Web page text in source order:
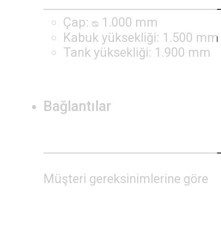
Çap: ᴓ 1.000 mm
Kabuk yüksekliği: 1.500 mm
Tank yüksekliği: 1.900 mm
Bağlantılar
Müşteri gereksinimlerine göre